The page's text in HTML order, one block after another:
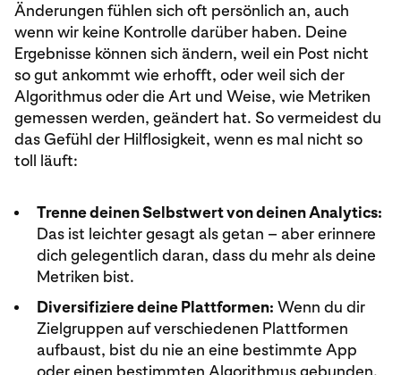
Änderungen fühlen sich oft persönlich an, auch
wenn wir keine Kontrolle darüber haben. Deine
Ergebnisse können sich ändern, weil ein Post nicht
so gut ankommt wie erhofft, oder weil sich der
Algorithmus oder die Art und Weise, wie Metriken
gemessen werden, geändert hat. So vermeidest du
das Gefühl der Hilflosigkeit, wenn es mal nicht so
toll läuft:
Trenne deinen Selbstwert von deinen Analytics:
Das ist leichter gesagt als getan – aber erinnere
dich gelegentlich daran, dass du mehr als deine
Metriken bist.
Diversifiziere deine Plattformen: Wenn du dir
Zielgruppen auf verschiedenen Plattformen
aufbaust, bist du nie an eine bestimmte App
oder einen bestimmten Algorithmus gebunden.